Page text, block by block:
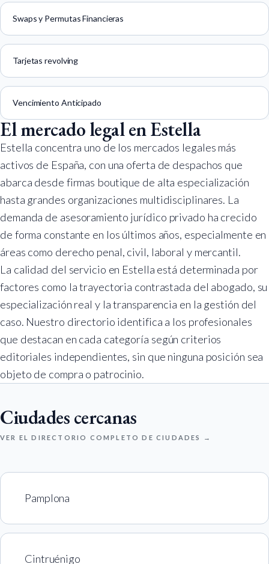
Swaps y Permutas Financieras
Tarjetas revolving
Vencimiento Anticipado
El mercado legal en Estella
Estella concentra uno de los mercados legales más
activos de España, con una oferta de despachos que
abarca desde firmas boutique de alta especialización
hasta grandes organizaciones multidisciplinares. La
demanda de asesoramiento jurídico privado ha crecido
de forma constante en los últimos años, especialmente en
áreas como derecho penal, civil, laboral y mercantil.
La calidad del servicio en Estella está determinada por
factores como la trayectoria contrastada del abogado, su
especialización real y la transparencia en la gestión del
caso. Nuestro directorio identifica a los profesionales
que destacan en cada categoría según criterios
editoriales independientes, sin que ninguna posición sea
objeto de compra o patrocinio.
Ciudades cercanas
VER EL DIRECTORIO COMPLETO DE CIUDADES →
Pamplona
Cintruénigo